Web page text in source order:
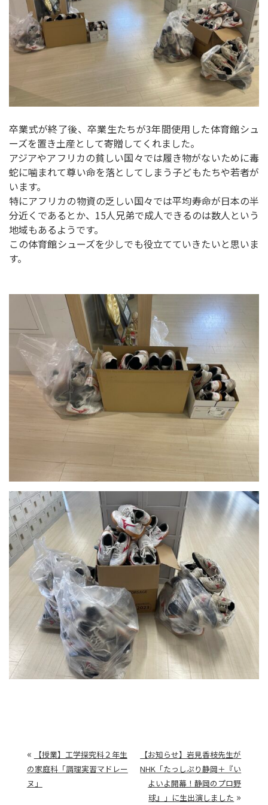
卒業式が終了後、卒業生たちが3年間使用した体育館シュ
ーズを置き土産として寄贈してくれました。
アジアやアフリカの貧しい国々では履き物がないために毒
蛇に噛まれて尊い命を落としてしまう子どもたちや若者が
います。
特にアフリカの物資の乏しい国々では平均寿命が日本の半
分近くであるとか、15人兄弟で成人できるのは数人という
地域もあるようです。
この体育館シューズを少しでも役立てていきたいと思いま
す。
«
【授業】工学探究科２年生
の家庭科「調理実習マドレー
ヌ」
【お知らせ】岩見香枝先生が
NHK「たっしぷり静岡＋『い
よいよ開幕！静岡のプロ野
球』」に生出演しました »